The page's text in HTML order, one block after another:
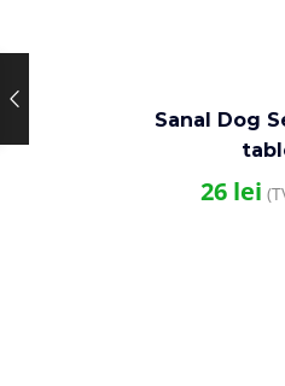
Sanal Dog
26 lei